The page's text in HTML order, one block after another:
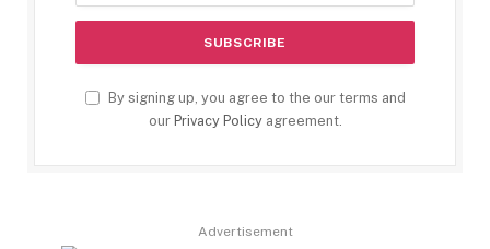
By signing up, you agree to the our terms and
our Privacy Policyagreement.
Advertisement